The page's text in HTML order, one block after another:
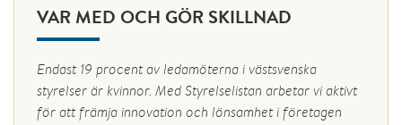
VAR MED OCH GÖR SKILLNAD
Endast 19 procent av ledamöterna i västsvenska
styrelser är kvinnor. Med Styrelselistan arbetar vi aktivt
för att främja innovation och lönsamhet i företagen